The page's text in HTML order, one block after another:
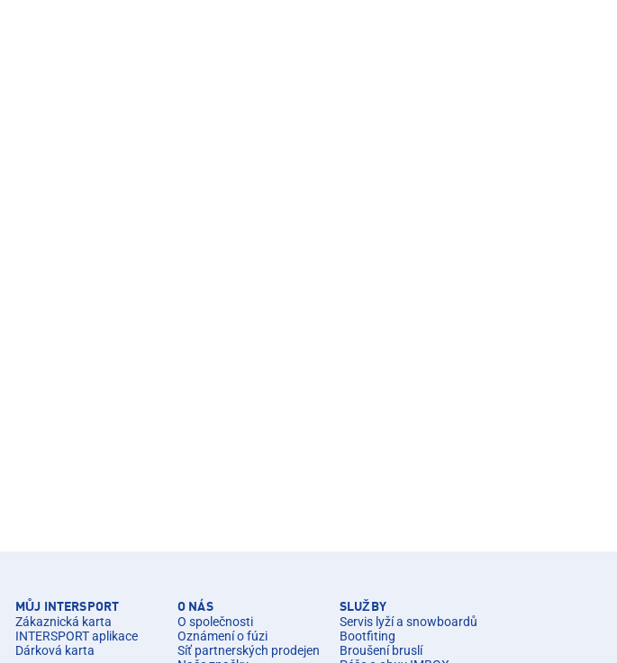
MŮJ INTERSPORT
Zákaznická karta
INTERSPORT aplikace
Dárková karta
O NÁS
O společnosti
Oznámení o fúzi
Síť partnerských prodejen
SLUŽBY
Servis lyží a snowboardů
Bootfiting
Broušení bruslí